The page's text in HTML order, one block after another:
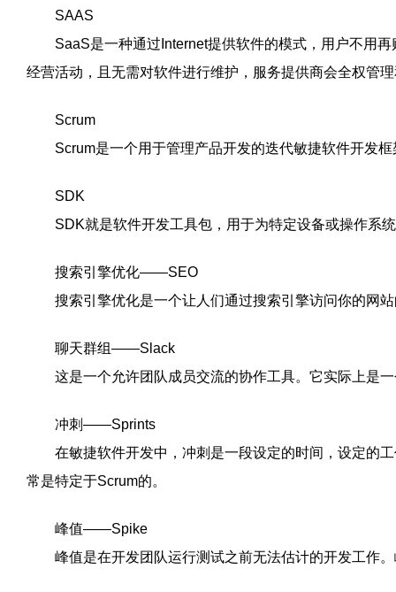
SAAS
SaaS是一种通过Internet提供软件的模式，用户不用再
经营活动，且无需对软件进行维护，服务提供商会全权管
Scrum
Scrum是一个用于管理产品开发的迭代敏捷软件开发框
SDK
SDK就是软件开发工具包，用于为特定设备或操作系统
搜索引擎优化——SEO
搜索引擎优化是一个让人们通过搜索引擎访问你的网站
聊天群组——Slack
这是一个允许团队成员交流的协作工具。它实际上是一
冲刺——Sprints
在敏捷软件开发中，冲刺是一段设定的时间，设定的工
常是特定于Scrum的。
峰值——Spike
峰值是在开发团队运行测试之前无法估计的开发工作。